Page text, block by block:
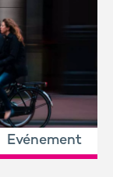
Evénement